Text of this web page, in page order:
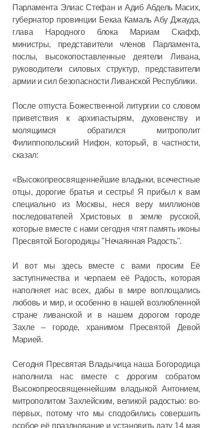
Парламента Элиас Стефан и Адиб Абдель Масих,
губернатор провинции Бекаа Камаль Абу Джауда,
глава Народного блока Мариам Скафф,
министры, представители членов Парламента,
послы, высокопоставленные деятели Ливана,
руководители силовых структур, представители
армии и сил безопасности Ливанской Республики.
После отпуста Божественной литургии со словом
приветствия к архипастырям, духовенству и
молящимся обратился митрополит
Филиппопольский Нифон, который, в частности,
сказал:
«Высокопреосвященнейшие владыки, всечестные
отцы, дорогие братья и сестры! Я прибыл к вам
специально из Москвы, неся веру миллионов
последователей Христовых в земле русской,
которые вместе с нами сегодня чтят память иконы
Пресвятой Богородицы "Нечаянная Радость".
И вот мы здесь вместе с вами просим Её
заступничества и черпаем её Радость, которая
наполняет нас всех, дабы в мире воплощались
любовь и мир, и особенно в нашей возлюбленной
стране ливанской и в нашем дорогом городе
Захле – городе, хранимом Пресвятой Девой
Марией.
Сегодня Пресвятая Владычица наша Богородица
наполнила нас вместе с дорогим собратом
Высокопреосвященнейшим владыкой Антонием,
митрополитом Захлейским, великой радостью: во-
первых, потому что мы сподобились совершить
особое её празднование и установить дату 14 мая